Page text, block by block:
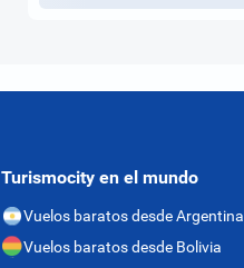
Turismocity en el mundo
Vuelos baratos desde Argentina
Vuelos baratos desde Bolivia